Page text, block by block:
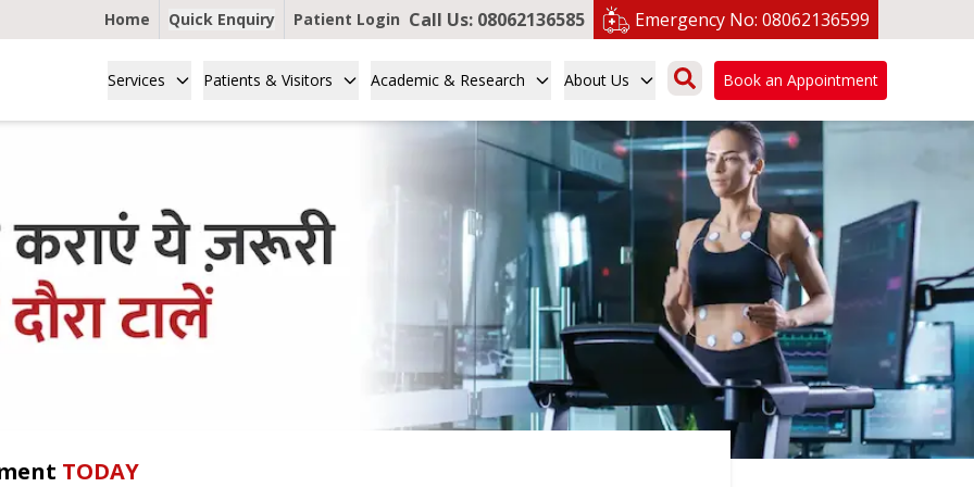
Home Quick Enquiry Patient Login Call Us: 08062136585 Emergency No: 08062136599
Services Patients & Visitors Academic & Research About Us Book an Appointment
TODAY